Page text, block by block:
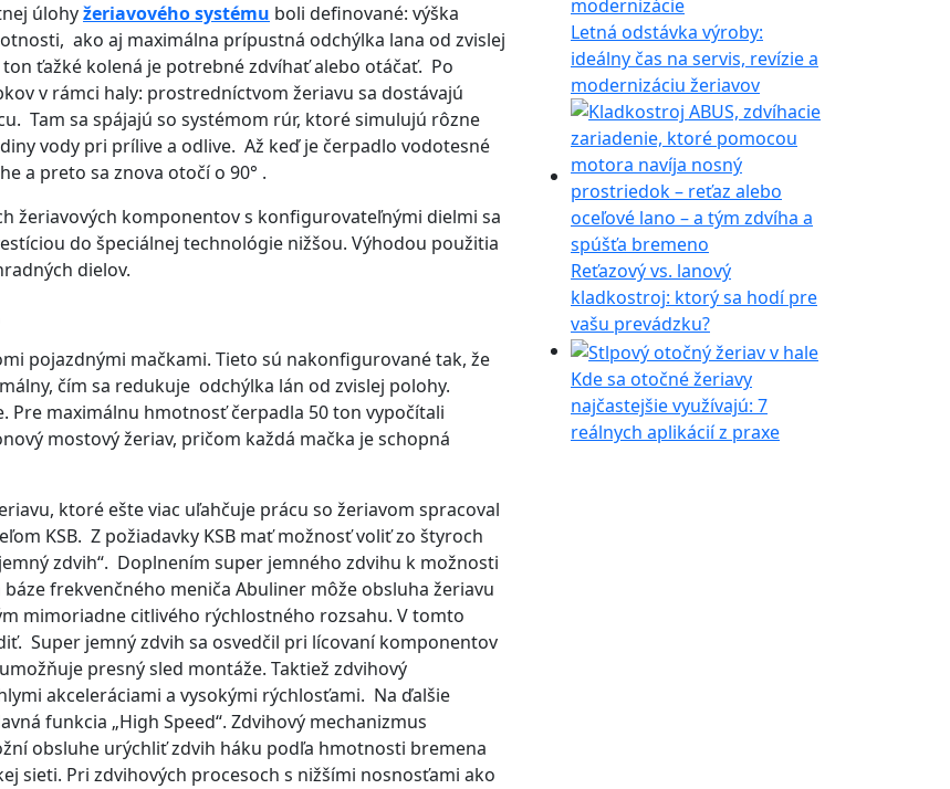
úlohyžeriavového systému boli definované: výška
ako aj maximálna prípustná odchýlka lana od zvislej
ťažké kolená je potrebné zdvíhať alebo otáčať. Po
v rámci haly: prostredníctvom žeriavu sa dostávajú
Tam sa spájajú so systémom rúr, ktoré simulujú rôzne
vody pri prílive a odlive. Až keď je čerpadlo vodotesné
a preto sa znova otočí o 90° .
žeriavových komponentov s konfigurovateľnými dielmi sa
do špeciálnej technológie nižšou. Výhodou použitia
dielov.
pojazdnými mačkami. Tieto sú nakonfigurované tak, že
čím sa redukuje odchýlka lán od zvislej polohy.
Pre maximálnu hmotnosť čerpadla 50 ton vypočítali
mostový žeriav, pričom každá mačka je schopná
ktoré ešte viac uľahčuje prácu so žeriavom spracoval
KSB. Z požiadavky KSB mať možnosť voliť zo štyroch
zdvih“. Doplnením super jemného zdvihu k možnosti
frekvenčného meniča Abuliner môže obsluha žeriavu
mimoriadne citlivého rýchlostného rozsahu. V tomto
Super jemný zdvih sa osvedčil pri lícovaní komponentov
presný sled montáže. Taktiež zdvihový
akceleráciami a vysokými rýchlosťami. Na ďalšie
funkcia „High Speed“. Zdvihový mechanizmus
obsluhe urýchliť zdvih háku podľa hmotnosti bremena
sieti. Pri zdvihových procesoch s nižšími nosnosťami ako
Letná odstávka výroby:
ideálny čas na servis, revízie a
modernizáciu žeriavov
Reťazový vs. lanový
kladkostroj: ktorý sa hodí pre
vašu prevádzku?
Kde sa otočné žeriavy
najčastejšie využívajú: 7
reálnych aplikácií z praxe